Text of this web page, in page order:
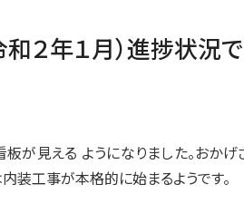
年１月）進捗状況で
が見える ようになりました。おか
装工事が本格的に始まるようです。